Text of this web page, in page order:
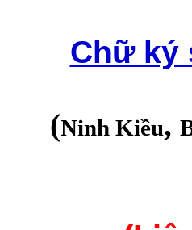
Chữ ký
(Ninh Kiều,